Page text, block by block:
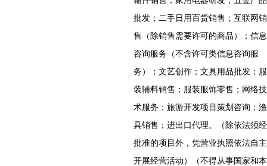
批发；二手日用百货销售；互联网销
售（除销售需要许可的商品）；信息
咨询服务（不含许可类信息咨询服
务）；文艺创作；文具用品批发；服
装辅料销售；服装服饰零售；网络技
术服务；旅游开发项目策划咨询；渔
具销售；进出口代理。（除依法须经
批准的项目外，凭营业执照依法自主
开展经营活动）（不得从事国家和本